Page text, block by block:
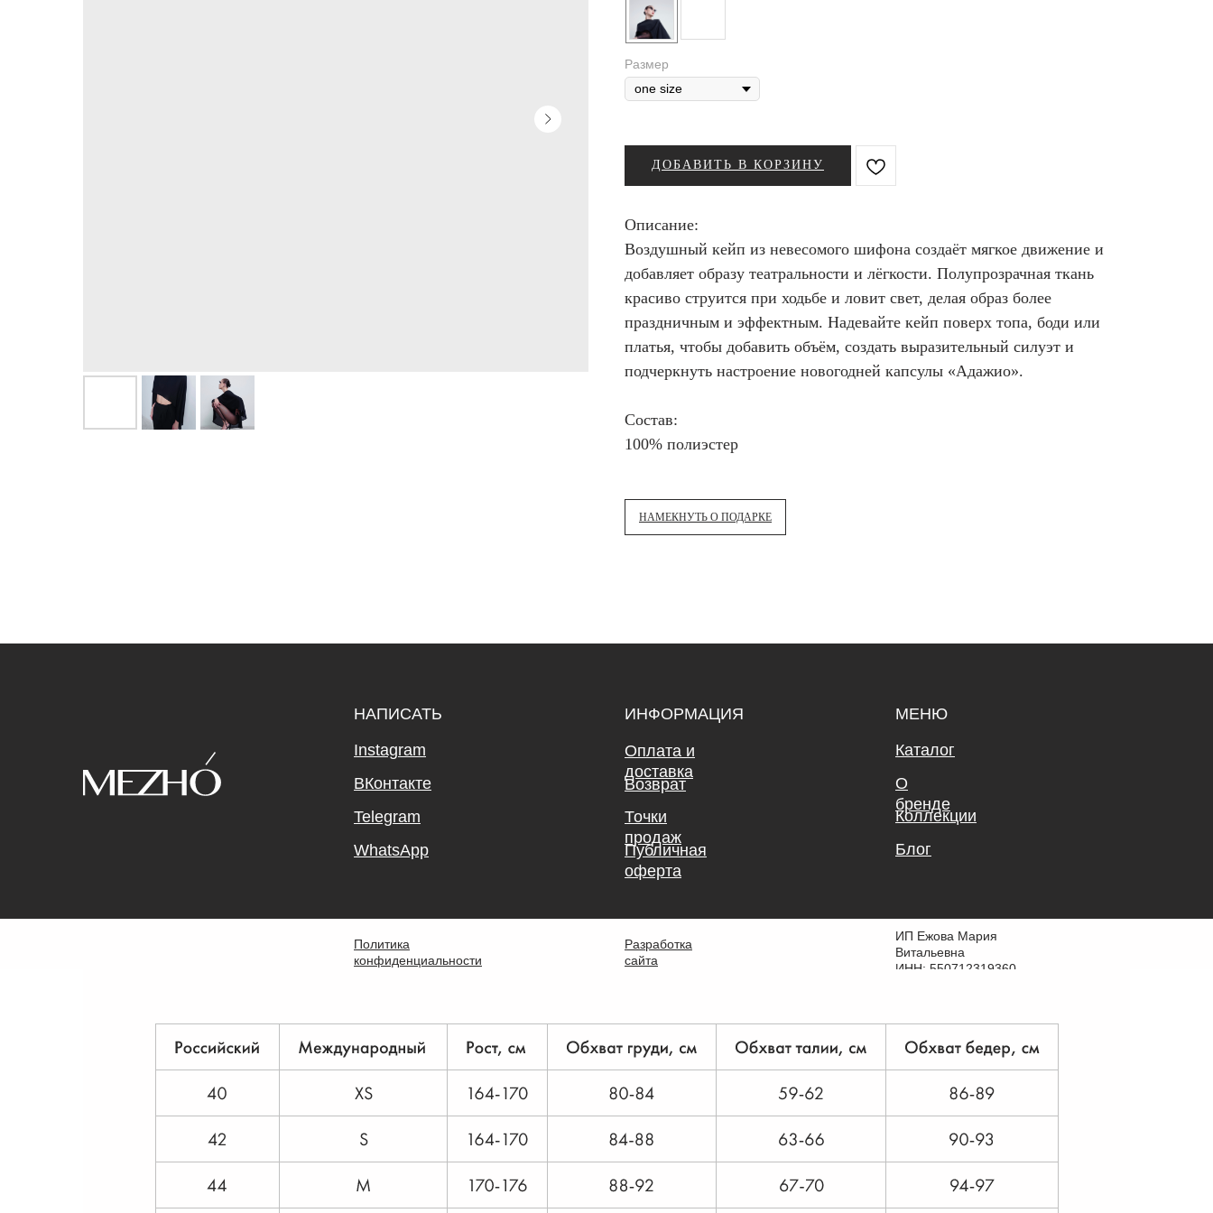
Размер
ДОБАВИТЬ В КОРЗИНУ
Описание:
Воздушный кейп из невесомого шифона создаёт мягкое движение и
добавляет образу театральности и лёгкости. Полупрозрачная ткань
красиво струится при ходьбе и ловит свет, делая образ более
праздничным и эффектным. Надевайте кейп поверх топа, боди или
платья, чтобы добавить объём, создать выразительный силуэт и
подчеркнуть настроение новогодней капсулы «Адажио».
Состав:
100% полиэстер
НАМЕКНУТЬ О ПОДАРКЕ
НАПИСАТЬ
Instagram
ВКонтакте
Telegram
WhatsApp
ИНФОРМАЦИЯ
Оплата и
доставка
Возврат
Точки
продаж
Публичная
оферта
МЕНЮ
Каталог
О
бренде
Коллекции
Блог
Политика
конфиденциальности
Разработка
сайта
ИП Ежова Мария
Витальевна
ИНН: 550712319360